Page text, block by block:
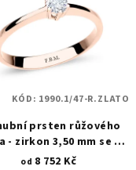
prsten růžového
- zirkon 3,50 mm se 6
krapnami 1990.1
od 8 752 Kč
KÓD: 1990.1/47-R.ZLATO